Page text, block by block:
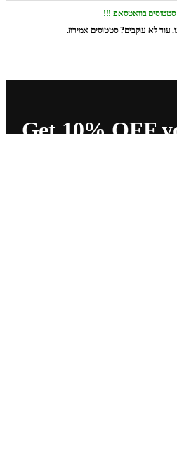
סטטוסים בוואטסאפ !!!
עוד לא עוקבים? סטטוסים אמירוז.
Get 10% OFF